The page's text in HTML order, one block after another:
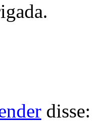
disse: